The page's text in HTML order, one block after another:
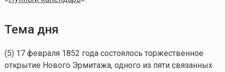
Тема дня
(5) 17 февраля 1852 года состоялось торжественное
открытие Нового Эрмитажа, одного из пяти связанных